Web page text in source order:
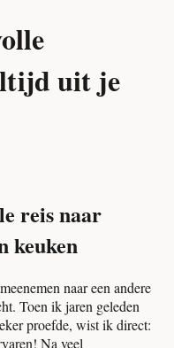
uit je
reis naar
keuken
naar een andere
Toen ik jaren geleden
proefde, wist ik direct:
Na veel